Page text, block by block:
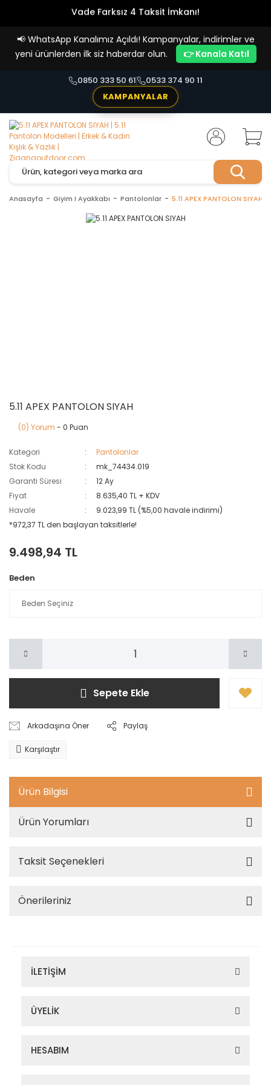
Vade Farksız 4 Taksit İmkanı!
📢 WhatsApp Kanalımız Açıldı! Kampanyalar, indirimler ve
yeni ürünlerden ilk siz haberdar olun.
👉 Kanala Katıl
0850 333 50 61
0533 374 90 11
KAMPANYALAR
Anasayfa Giyim I Ayakkabı Pantolonlar 5.11 APEX PANTOLON SIYAH
5.11 APEX PANTOLON SIYAH
(0) Yorum - 0 Puan
Kategori
Pantolonlar
Stok Kodu
mk_74434.019
Garanti Süresi
12 Ay
Fiyat
8.635,40 TL + KDV
Havale
9.023,99 TL (%5,00 havale indirimi)
*972,37 TL den başlayan taksitlerle!
9.498,94 TL
Beden
Sepete Ekle
Arkadaşına Öner Paylaş
Karşılaştır
Ürün Bilgisi
Ürün Yorumları
Taksit Seçenekleri
Önerileriniz
İLETİŞİM
ÜYELİK
HESABIM